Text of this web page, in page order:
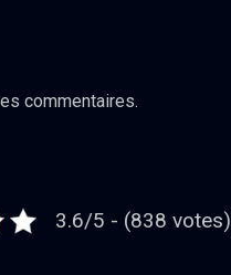
commentaires.
3.6/5 - (838 votes)